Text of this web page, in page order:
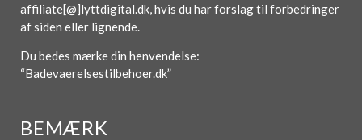
affiliate[@]lyttdigital.dk, hvis du har forslag til forbedringer
af siden eller lignende.
Du bedes mærke din henvendelse:
“Badevaerelsestilbehoer.dk”
BEMÆRK